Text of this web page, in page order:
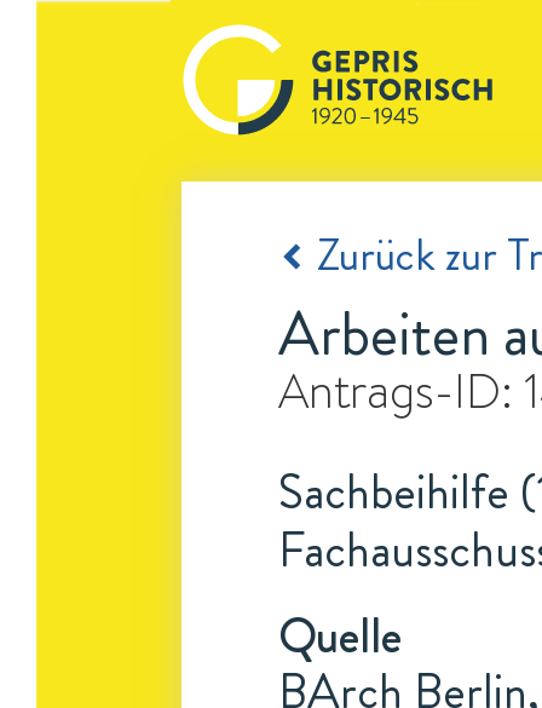
Zurück zur
Arbeiten
Antrags-ID:
Sachbeihilfe
Quelle
BArch